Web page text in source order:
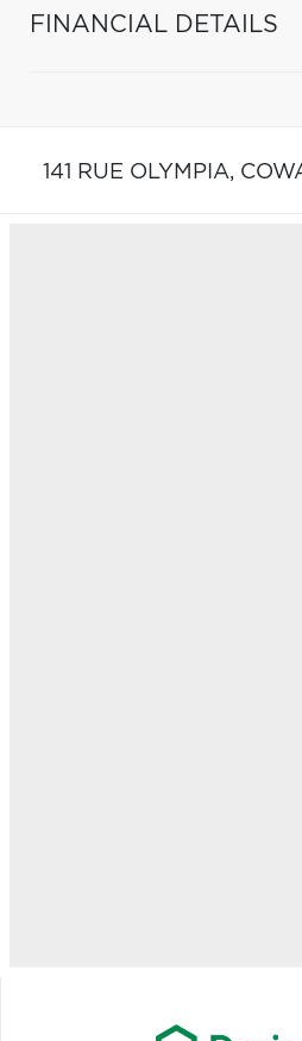
FINANCIAL DETAILS
141 RUE OLYMPIA,